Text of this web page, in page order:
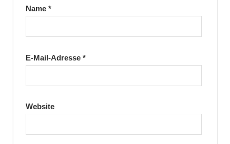
Name *
E-Mail-Adresse *
Website